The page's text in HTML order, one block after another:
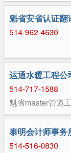
沟通，财务的事
账、QuickBooks
个人税、T2 公司
— 薪资记录、年
魁省安省认证翻
514-962-4630
运通水暖工程公
514-717-1588
魁省master管道
道疏通等。24小
泰明会计师事务
514-516-0830